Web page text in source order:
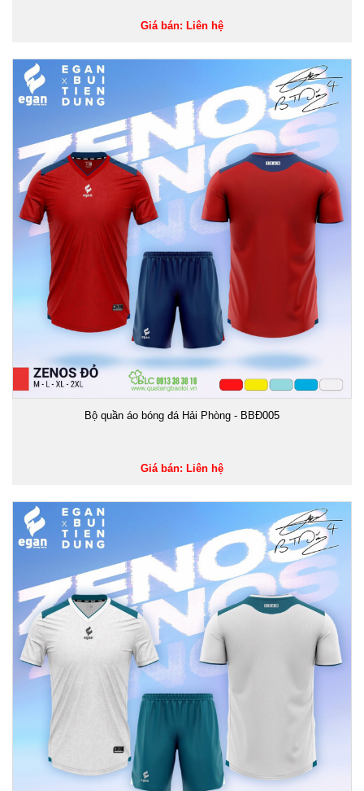
Giá bán: Liên hệ
Bộ quần áo bóng đá Hải Phòng - BBĐ005
Giá bán: Liên hệ